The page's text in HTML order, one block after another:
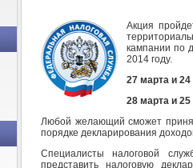
Акция
кампании по
2014 году.
27 марта и
28 марта и
Любой желающий сможет
порядке декларирования
Специалисты налоговой
представить налоговую